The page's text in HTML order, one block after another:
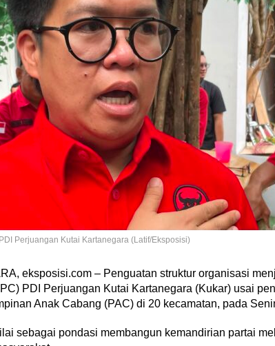
Perjuangan Kutai Kartanegara (Latif/Eksposisi)
eksposisi.com – Penguatan struktur organisasi
PDI Perjuangan Kutai Kartanegara (Kukar) usai
Anak Cabang (PAC) di 20 kecamatan, pada
sebagai pondasi membangun kemandirian partai